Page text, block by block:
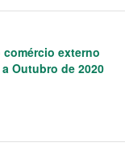
externo
Outubro de 2020